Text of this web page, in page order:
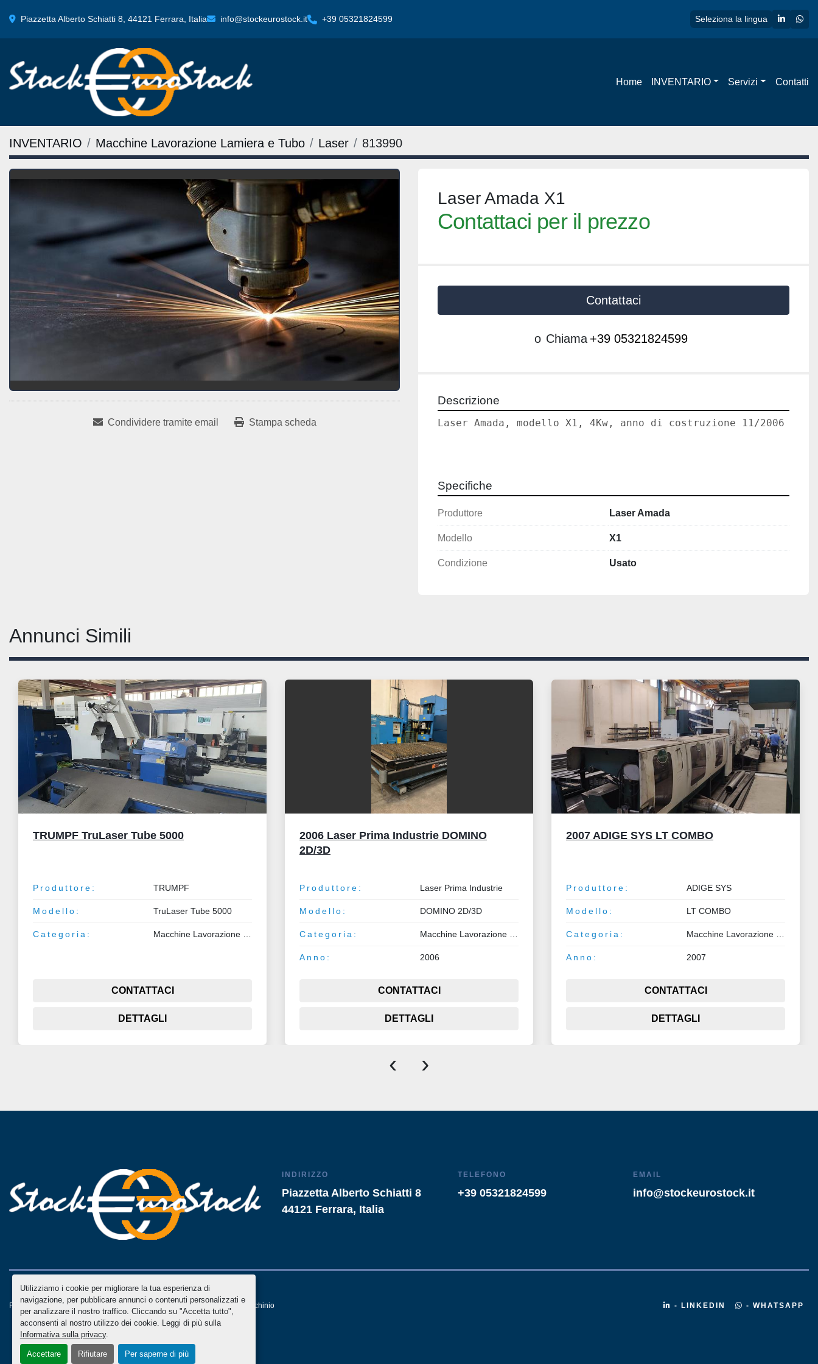
Utilizziamo i cookie per migliorare la tua esperienza di
navigazione, per pubblicare annunci o contenuti personalizzati e
per analizzare il nostro traffico. Cliccando su "Accetta tutto",
acconsenti al nostro utilizzo dei cookie. Leggi di più sulla
Informativa sulla privacy.
Accettare Rifiutare Per saperne di più
Piazzetta Alberto Schiatti 8, 44121 Ferrara, Italia info@stockeurostock.it +39 05321824599 Seleziona la lingua linkedin
Home INVENTARIO Servizi Contatti
INVENTARIO Macchine Lavorazione Lamiera e Tubo Laser 813990
Condividere tramite email Stampa scheda
Laser Amada X1
Contattaci per il prezzo
Contattaci
o Chiama +39 05321824599
Descrizione
Laser Amada, modello X1, 4Kw, anno di costruzione 11/
Specifiche
Produttore Laser Amada
Modello X1
Condizione Usato
Annunci Simili
TRUMPF TruLaser Tube 5000
Produttore: TRUMPF
Modello: TruLaser Tube 5000
Categoria:
CONTATTACI
DETTAGLI
2006 Laser Prima Industrie DOMINO
2D/3D
Produttore: Laser Prima Industrie
Modello: DOMINO 2D/3D
Categoria:
Anno: 2006
CONTATTACI
DETTAGLI
2007 ADIGE SYS LT COMBO
Produttore: ADIGE SYS
Modello: LT COMBO
Categoria:
Anno: 2007
CONTATTACI
DETTAGLI
‹ ›
INDIRIZZO
Piazzetta Alberto Schiatti 8
44121 Ferrara, Italia
TELEFONO
+39 05321824599
EMAIL
info@stockeurostock.it
Personalizza le preferenze sui Cookies Machinio Systemsito web diMachinio - LINKEDIN - WHATSAPP